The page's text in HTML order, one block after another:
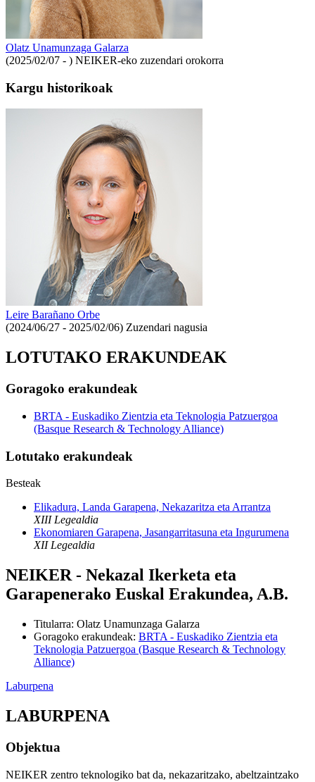
Olatz Unamunzaga Galarza
(2025/02/07 - ) NEIKER-eko zuzendari orokorra
Kargu historikoak
Leire Barañano Orbe
(2024/06/27 - 2025/02/06) Zuzendari nagusia
LOTUTAKO ERAKUNDEAK
Goragoko erakundeak
BRTA - Euskadiko Zientzia eta Teknologia Patzuergoa
(Basque Research & Technology Alliance)
Lotutako erakundeak
Besteak
Elikadura, Landa Garapena, Nekazaritza eta Arrantza
XIII Legealdia
Ekonomiaren Garapena, Jasangarritasuna eta Ingurumena
XII Legealdia
NEIKER - Nekazal Ikerketa eta
Garapenerako Euskal Erakundea, A.B.
Titularra: Olatz Unamunzaga Galarza
Goragoko erakundeak: BRTA - Euskadiko Zientzia eta
Teknologia Patzuergoa (Basque Research & Technology
Alliance)
Laburpena
LABURPENA
Objektua
NEIKER zentro teknologiko bat da, nekazaritzako, abeltzaintzako